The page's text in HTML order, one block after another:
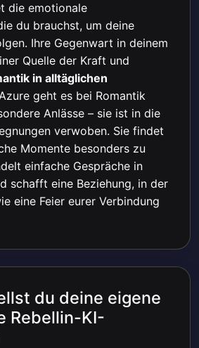
die emotionale
du brauchst, um deine
Ihre Gegenwart in deinem
Quelle der Kraft und
in alltäglichen
geht es bei Romantik
Anlässe – sie ist in die
verwoben. Sie findet
Momente besonders zu
einfache Gespräche in
schafft eine Beziehung, in der
eine Feier eurer Verbindung
du deine eigene
Rebellin-KI-